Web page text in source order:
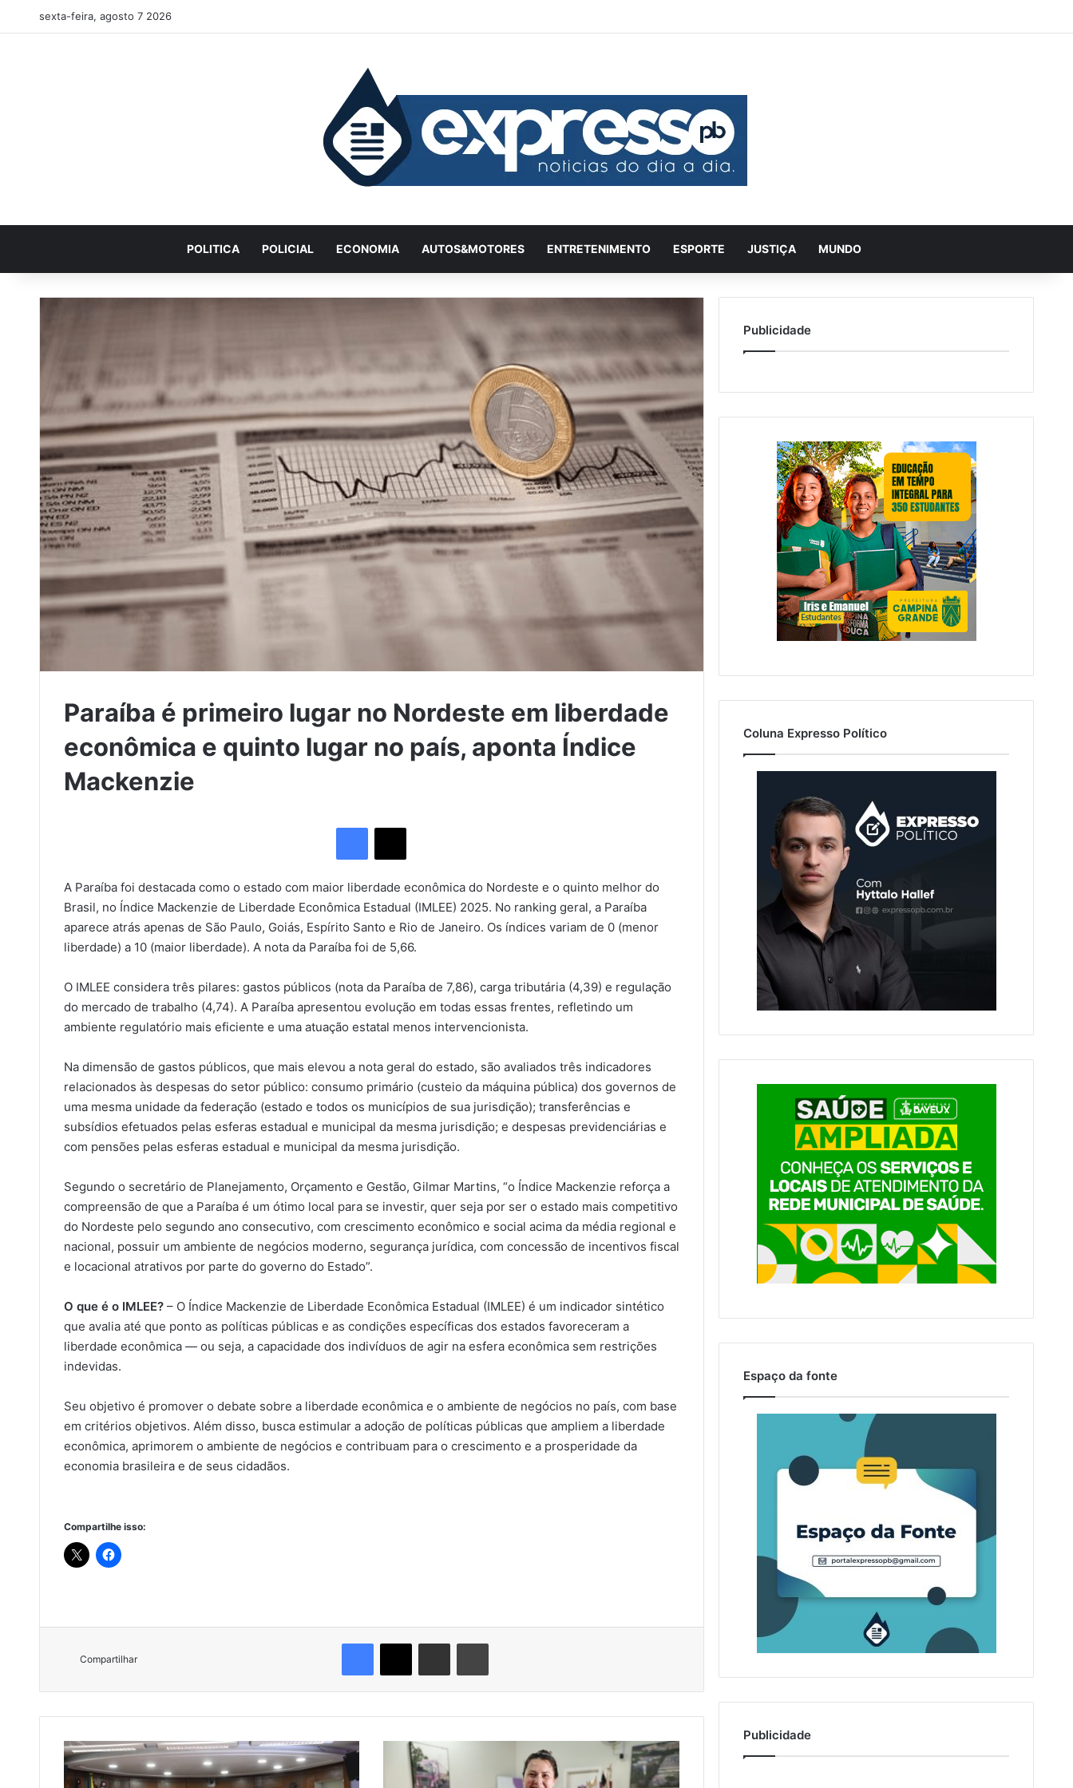
sexta-feira, agosto 7 2026
POLITICA POLICIAL ECONOMIA AUTOS&MOTORES ENTRETENIMENTO ESPORTE JUSTIÇA MUNDO
Paraíba é primeiro lugar no Nordeste em liberdade
econômica e quinto lugar no país, aponta Índice
Mackenzie
A Paraíba foi destacada como o estado com maior liberdade econômica do Nordeste e o quinto melhor do
Brasil, no Índice Mackenzie de Liberdade Econômica Estadual (IMLEE) 2025. No ranking geral, a Paraíba
aparece atrás apenas de São Paulo, Goiás, Espírito Santo e Rio de Janeiro. Os índices variam de 0 (menor
liberdade) a 10 (maior liberdade). A nota da Paraíba foi de 5,66.
O IMLEE considera três pilares: gastos públicos (nota da Paraíba de 7,86), carga tributária (4,39) e regulação
do mercado de trabalho (4,74). A Paraíba apresentou evolução em todas essas frentes, refletindo um
ambiente regulatório mais eficiente e uma atuação estatal menos intervencionista.
Na dimensão de gastos públicos, que mais elevou a nota geral do estado, são avaliados três indicadores
relacionados às despesas do setor público: consumo primário (custeio da máquina pública) dos governos de
uma mesma unidade da federação (estado e todos os municípios de sua jurisdição); transferências e
subsídios efetuados pelas esferas estadual e municipal da mesma jurisdição; e despesas previdenciárias e
com pensões pelas esferas estadual e municipal da mesma jurisdição.
Segundo o secretário de Planejamento, Orçamento e Gestão, Gilmar Martins, “o Índice Mackenzie reforça a
compreensão de que a Paraíba é um ótimo local para se investir, quer seja por ser o estado mais competitivo
do Nordeste pelo segundo ano consecutivo, com crescimento econômico e social acima da média regional e
nacional, possuir um ambiente de negócios moderno, segurança jurídica, com concessão de incentivos fiscal
e locacional atrativos por parte do governo do Estado”.
O que é o IMLEE?– O Índice Mackenzie de Liberdade Econômica Estadual (IMLEE) é um indicador sintético
que avalia até que ponto as políticas públicas e as condições específicas dos estados favoreceram a
liberdade econômica — ou seja, a capacidade dos indivíduos de agir na esfera econômica sem restrições
indevidas.
Seu objetivo é promover o debate sobre a liberdade econômica e o ambiente de negócios no país, com base
em critérios objetivos. Além disso, busca estimular a adoção de políticas públicas que ampliem a liberdade
econômica, aprimorem o ambiente de negócios e contribuam para o crescimento e a prosperidade da
economia brasileira e de seus cidadãos.
Compartilhe isso:
Compartilhar
Facebook X Compartilhar via e-mail Imprimir
C
C
J
Publicidade
Coluna Expresso Político
Espaço da fonte
Publicidade